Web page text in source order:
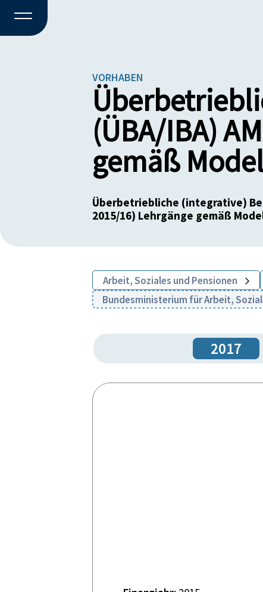
VORHABEN
(ÜBA/IBA)
gemäß
Überbetriebliche (integrative)
2015/16) Lehrgänge gemäß
Arbeit, Soziales und Pensionen
Bundesministerium für Arbeit,
2017